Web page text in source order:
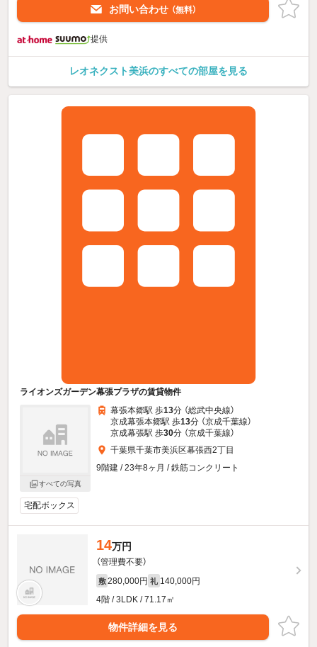
お問い合わせ （無料）
提供
レオネクスト美浜のすべての部屋を見る
ライオンズガーデン幕張プラザの賃貸物件
すべての写真
幕張本郷駅 歩13分 （総武中央線）
京成幕張本郷駅 歩13分 （京成千葉線）
京成幕張駅 歩30分 （京成千葉線）
千葉県千葉市美浜区幕張西2丁目
9階建 / 23年8ヶ月 / 鉄筋コンクリート
宅配ボックス
14万円
（管理費不要）
敷 280,000円 礼 140,000円
4階 / 3LDK / 71.17㎡
物件詳細を見る